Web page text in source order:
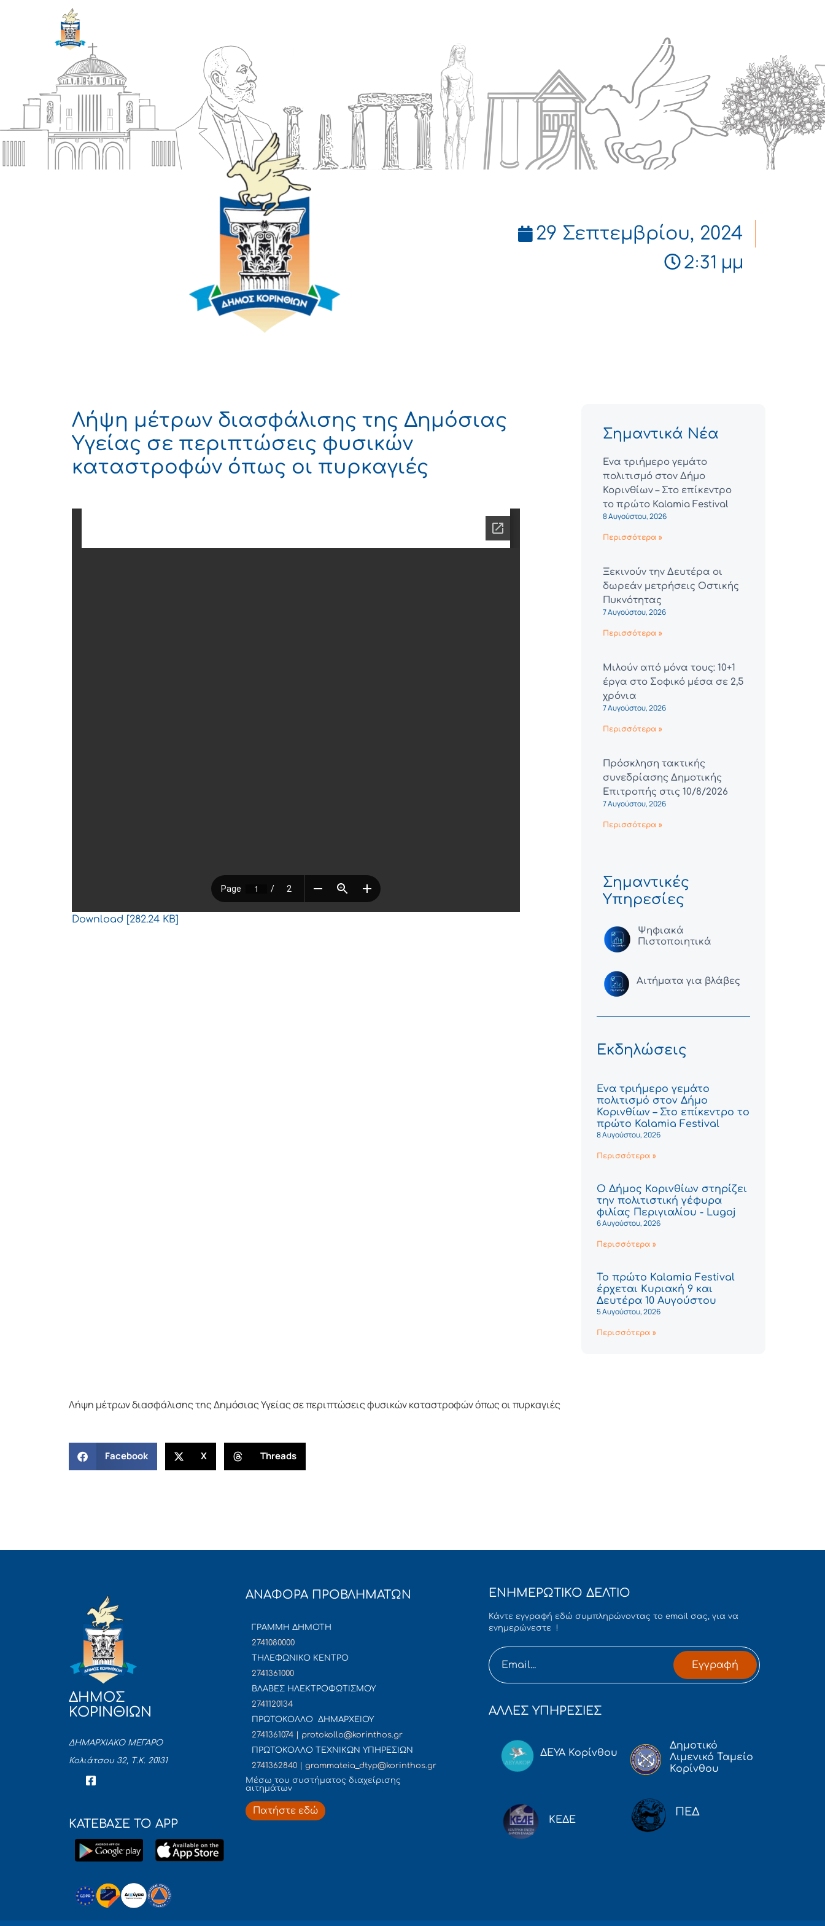
29 Σεπτεμβρίου, 2024
2:31 μμ
Λήψη μέτρων διασφάλισης της Δημόσιας
Υγείας σε περιπτώσεις φυσικών
καταστροφών όπως οι πυρκαγιές
Download [282.24 KB]
Σημαντικά Νέα
Ένα τριήμερο γεμάτο
πολιτισμό στον Δήμο
Κορινθίων – Στο επίκεντρο
το πρώτο Kalamia Festival
8 Αυγούστου, 2026
Περισσότερα »
Ξεκινούν την Δευτέρα οι
δωρεάν μετρήσεις Οστικής
Πυκνότητας
7 Αυγούστου, 2026
Περισσότερα »
Μιλούν από μόνα τους: 10+1
έργα στο Σοφικό μέσα σε 2,5
χρόνια
7 Αυγούστου, 2026
Περισσότερα »
Πρόσκληση τακτικής
συνεδρίασης Δημοτικής
Επιτροπής στις 10/8/2026
7 Αυγούστου, 2026
Περισσότερα »
Σημαντικές
Υπηρεσίες
Ψηφιακά
Πιστοποιητικά
Αιτήματα για βλάβες
Εκδηλώσεις
Ένα τριήμερο γεμάτο
πολιτισμό στον Δήμο
Κορινθίων – Στο επίκεντρο το
πρώτο Kalamia Festival
8 Αυγούστου, 2026
Περισσότερα »
Ο Δήμος Κορινθίων στηρίζει
την πολιτιστική γέφυρα
φιλίας Περιγιαλίου - Lugoj
6 Αυγούστου, 2026
Περισσότερα »
Το πρώτο Kalamia Festival
έρχεται Κυριακή 9 και
Δευτέρα 10 Αυγούστου
5 Αυγούστου, 2026
Περισσότερα »
Λήψη μέτρων διασφάλισης της Δημόσιας Υγείας σε περιπτώσεις φυσικών καταστροφών όπως οι πυρκαγιές
Facebook X Threads
ΔΗΜΟΣ
ΚΟΡΙΝΘΙΩΝ
ΔΗΜΑΡΧΙΑΚΟ ΜΕΓΑΡΟ
Κολιάτσου 32, Τ.Κ. 20131
ΚΑΤΕΒΑΣΕ ΤΟ APP
ΑΝΑΦΟΡΑ ΠΡΟΒΛΗΜΑΤΩΝ
ΓΡΑΜΜΗ ΔΗΜΟΤΗ
2741080000
ΤΗΛΕΦΩΝΙΚΟ ΚΕΝΤΡΟ
2741361000
ΒΛΑΒΕΣ ΗΛΕΚΤΡΟΦΩΤΙΣΜΟΥ
2741120134
ΠΡΩΤΟΚΟΛΛΟ ΔΗΜΑΡΧΕΙΟΥ
2741361074 | protokollo@korinthos.gr
ΠΡΩΤΟΚΟΛΛΟ ΤΕΧΝΙΚΩΝ ΥΠΗΡΕΣΙΩΝ
2741362840 | grammateia_dtyp@korinthos.gr
Mέσω του συστήματος διαχείρισης
αιτημάτων
Πατήστε εδώ
ΕΝΗΜΕΡΩΤΙΚΟ ΔΕΛΤΙΟ
Κάντε εγγραφή εδώ συμπληρώνοντας το email σας, για να
ενημερώνεστε !
Εγγραφή
ΑΛΛΕΣ ΥΠΗΡΕΣΙΕΣ
ΔΕΥΑ Κορίνθου
Δημοτικό
Λιμενικό Ταμείο
Κορίνθου
ΚΕΔΕ
ΠΕΔ